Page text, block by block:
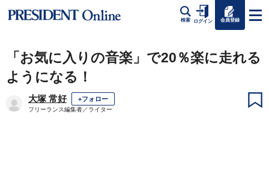
検索 ログイン 会員登録
「お気に入りの音楽」で20％楽に走れる
ようになる！
大塚 常好 +フォロー
フリーランス編集者／ライター